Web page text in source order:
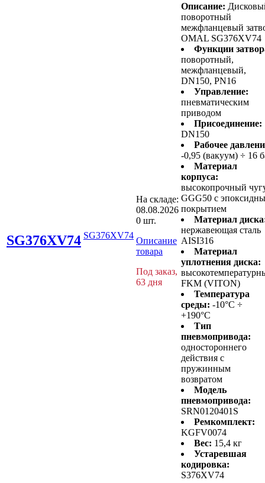
SG376XV74 SG376XV74
На складе:
08.08.2026
0 шт.
Описание
товара
Под заказ,
63 дня
Описание:
поворотный
межфланцевый
OMAL SG376XV74
Функции
поворотный,
межфланцевый,
DN150, PN16
Управление:
пневматическим
приводом
Присоединение:
DN150
Рабочее
-0,95 (вакуум) ÷ 16
Материал
корпуса:
высокопрочный
GGG50 с
покрытием
Материал
нержавеющая сталь
AISI316
Материал
уплотнения диска:
FKM (VITON)
Температура
среды: -10°C ÷
+190°C
Тип
пневмопривода:
одностороннего
действия с
пружинным
возвратом
Модель
пневмопривода:
SRN0120401S
Ремкомплект:
KGFV0074
Вес: 15,4 кг
Устаревшая
кодировка:
S376XV74